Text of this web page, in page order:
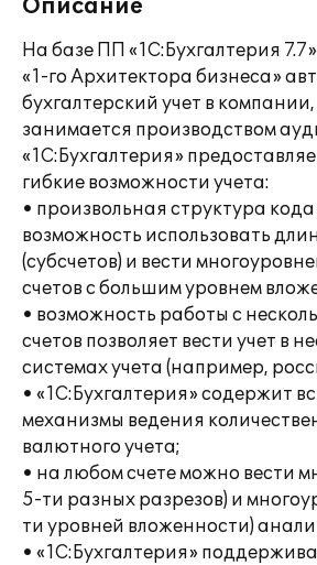
Описание
На базе ПП «1С:Бухгалтерия
«1-го Архитектора бизнеса»
бухгалтерский учет в
занимается производством
«1С:Бухгалтерия»
гибкие возможности учета:
• произвольная структура
возможность использовать
(субсчетов) и вести
счетов с большим уровнем
• возможность работы с
счетов позволяет вести учет в
системах учета (например,
• «1С:Бухгалтерия» содержит
механизмы ведения
валютного учета;
• на любом счете можно вести
5-ти разных разрезов) и
ти уровней вложенности)
• «1С:Бухгалтерия»